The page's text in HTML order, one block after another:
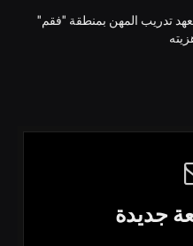
تدريب المهن بمنطقة "فقم"
جديدة